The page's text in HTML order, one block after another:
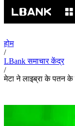
होम
/
LBank समाचार केंद्र
/
मेटा ने लाइब्रा के पतन